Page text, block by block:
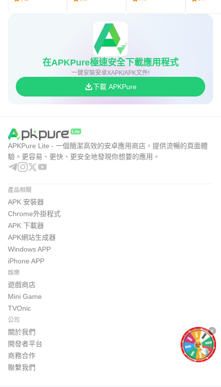
在APKPure極速安全下載應用程式
一鍵安裝安卓XAPK/APK文件!
下載 APKPure
APKPure Lite - 一個簡潔高效的安卓應用商店，提供流暢的頁面體
驗。更容易、更快、更安全地發現你想要的應用。
產品相關
APK 安裝器
Chrome外掛程式
APK 下載器
APK網站生成器
Windows APP
iPhone APP
娛樂
遊戲商店
Mini Game
TVOnic
公司
關於我們
開發者平台
商務合作
聯繫我們